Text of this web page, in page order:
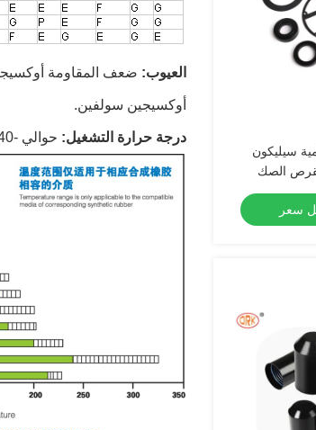
سيليكون
الصك
سعر
العيوب: ضعف المقاومة
أوكسيجين سولفين.
درجة حرارة التشغيل: حوالي -40 درجة مئوية ~ + 120 درجة مئوية.